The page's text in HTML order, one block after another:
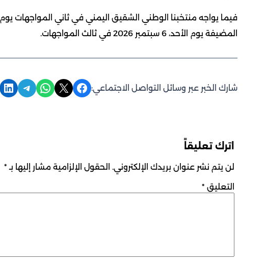
المضيفة يوم الأحد، 6 سبتمبر 2026 في ثالث المواجهات.
شارك الخبر عبر وسائل التواصل الاجتماعي: Share on Facebook
Share on X
Share on WhatsApp
Share on Telegram
Share on LinkedIn
اترك تعليقاً
لن يتم نشر عنوان بريدك الإلكتروني. الحقول الإلزامية مشار إليها بـ *
التعليق *